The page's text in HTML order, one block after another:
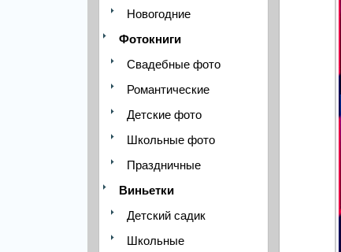
Новогодние
Фотокниги
Свадебные фото
Романтические
Детские фото
Школьные фото
Праздничные
Виньетки
Детский садик
Школьные